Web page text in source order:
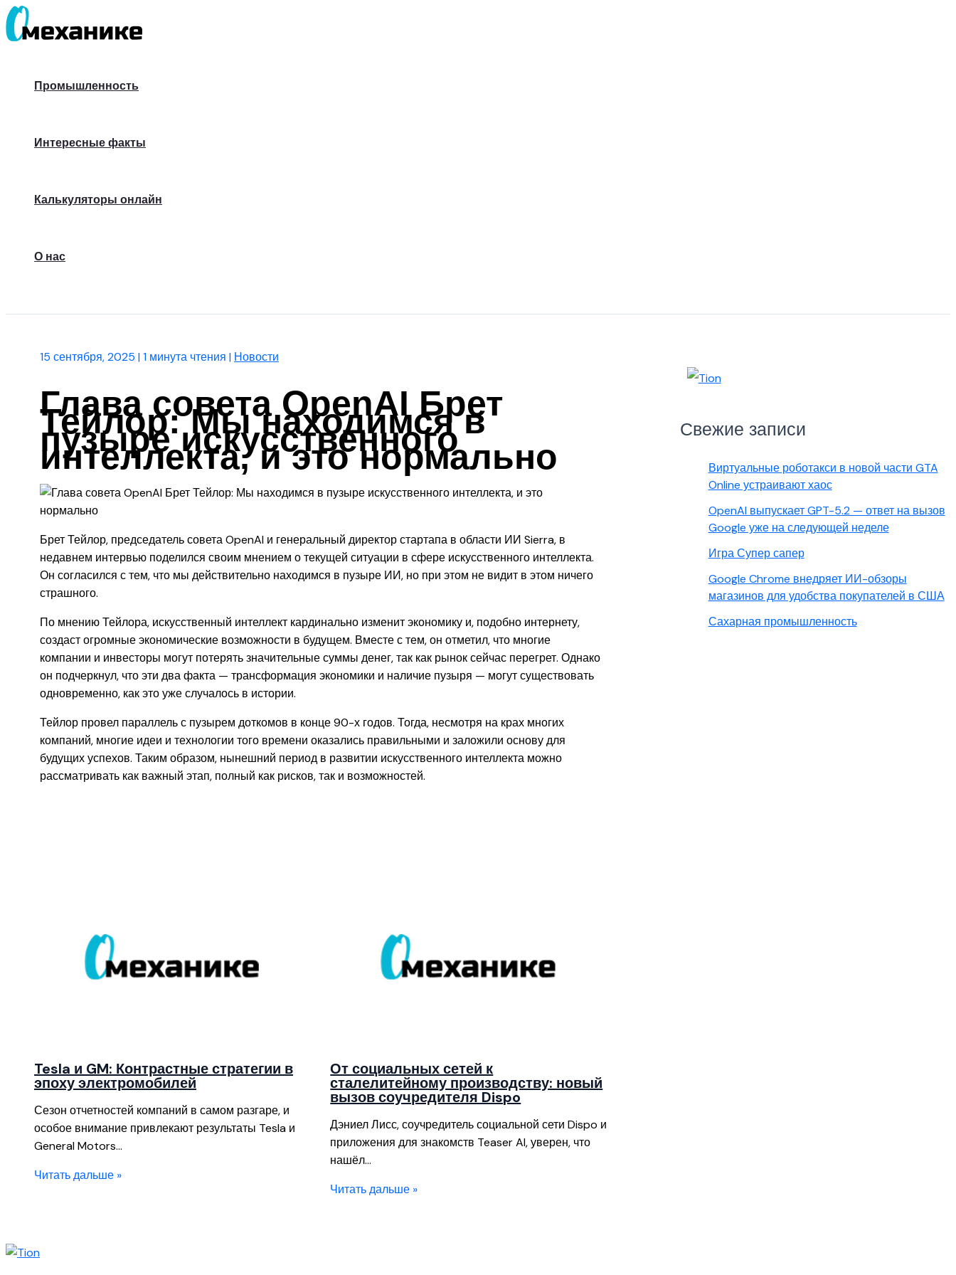
Перейти
к
Промышленность
Интересные факты
Калькуляторы онлайн
О нас
15 сентября, 2025 |1 минута чтения | Новости
Глава совета OpenAI Брет
Тейлор: Мы находимся в
пузыре искусственного
интеллекта, и это нормально
Брет Тейлор, председатель совета OpenAI и генеральный директор стартапа в области ИИ Sierra, в
недавнем интервью поделился своим мнением о текущей ситуации в сфере искусственного интеллекта.
Он согласился с тем, что мы действительно находимся в пузыре ИИ, но при этом не видит в этом ничего
страшного.
По мнению Тейлора, искусственный интеллект кардинально изменит экономику и, подобно интернету,
создаст огромные экономические возможности в будущем. Вместе с тем, он отметил, что многие
компании и инвесторы могут потерять значительные суммы денег, так как рынок сейчас перегрет. Однако
он подчеркнул, что эти два факта — трансформация экономики и наличие пузыря — могут существовать
одновременно, как это уже случалось в истории.
Тейлор провел параллель с пузырем доткомов в конце 90-х годов. Тогда, несмотря на крах многих
компаний, многие идеи и технологии того времени оказались правильными и заложили основу для
будущих успехов. Таким образом, нынешний период в развитии искусственного интеллекта можно
рассматривать как важный этап, полный как рисков, так и возможностей.
Tesla и GM: Контрастные стратегии в
эпоху электромобилей
Сезон отчетностей компаний в самом разгаре, и
особое внимание привлекают результаты Tesla и
General Motors…
Читать дальше »
От социальных сетей к
сталелитейному производству: новый
вызов соучредителя Dispo
Дэниел Лисс, соучредитель социальной сети Dispo и
приложения для знакомств Teaser AI, уверен, что
нашёл…
Читать дальше »
Свежие записи
Виртуальные роботакси в новой части GTA
Online устраивают хаос
OpenAI выпускает GPT-5.2 — ответ на вызов
Google уже на следующей неделе
Игра Супер сапер
Google Chrome внедряет ИИ-обзоры
магазинов для удобства покупателей в США
Сахарная промышленность